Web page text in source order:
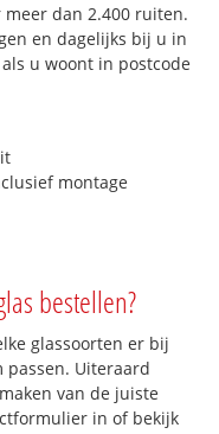
meer dan 2.400 ruiten.
en dagelijks bij u in
u woont in postcode
montage
bestellen?
glassoorten er bij
Uiteraard
van de juiste
in of bekijk